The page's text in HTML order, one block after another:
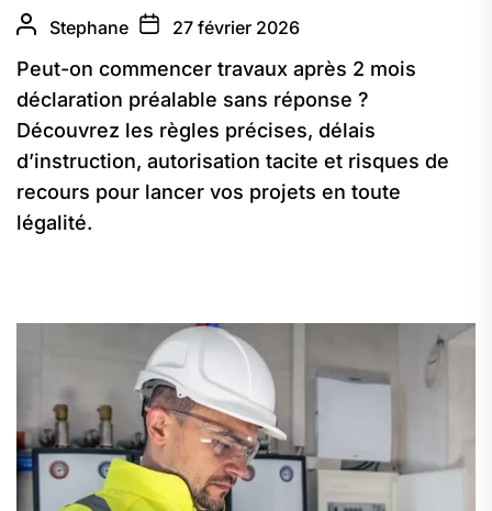
Stephane 27 février 2026
Peut-on commencer travaux après 2 mois
déclaration préalable sans réponse ?
Découvrez les règles précises, délais
d’instruction, autorisation tacite et risques de
recours pour lancer vos projets en toute
légalité.